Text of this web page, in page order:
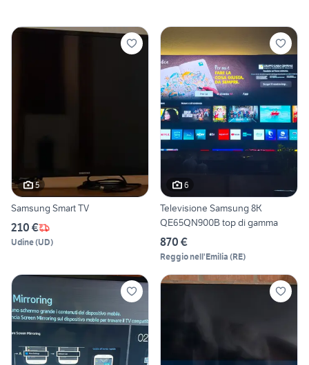
5
Samsung Smart TV
210 €
Udine(UD)
6
Televisione Samsung 8K
QE65QN900B top di gamma
870 €
Reggio nell'Emilia (RE)